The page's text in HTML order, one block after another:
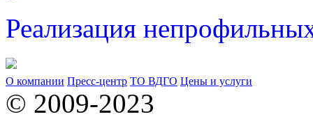
Реализация
О компании Пресс-центр ТО ВДГО Цены и услуги
© 2009-2023